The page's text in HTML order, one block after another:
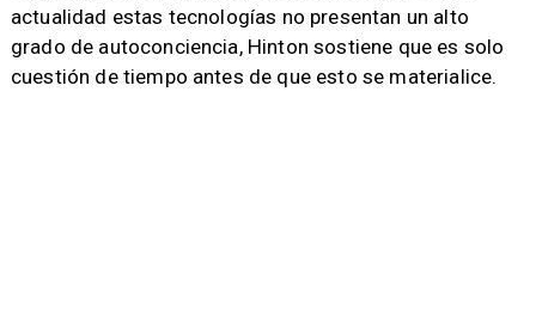
actualidad estas tecnologías no presentan un alto
grado de autoconciencia, Hinton sostiene que es solo
cuestión de tiempo antes de que esto se materialice.